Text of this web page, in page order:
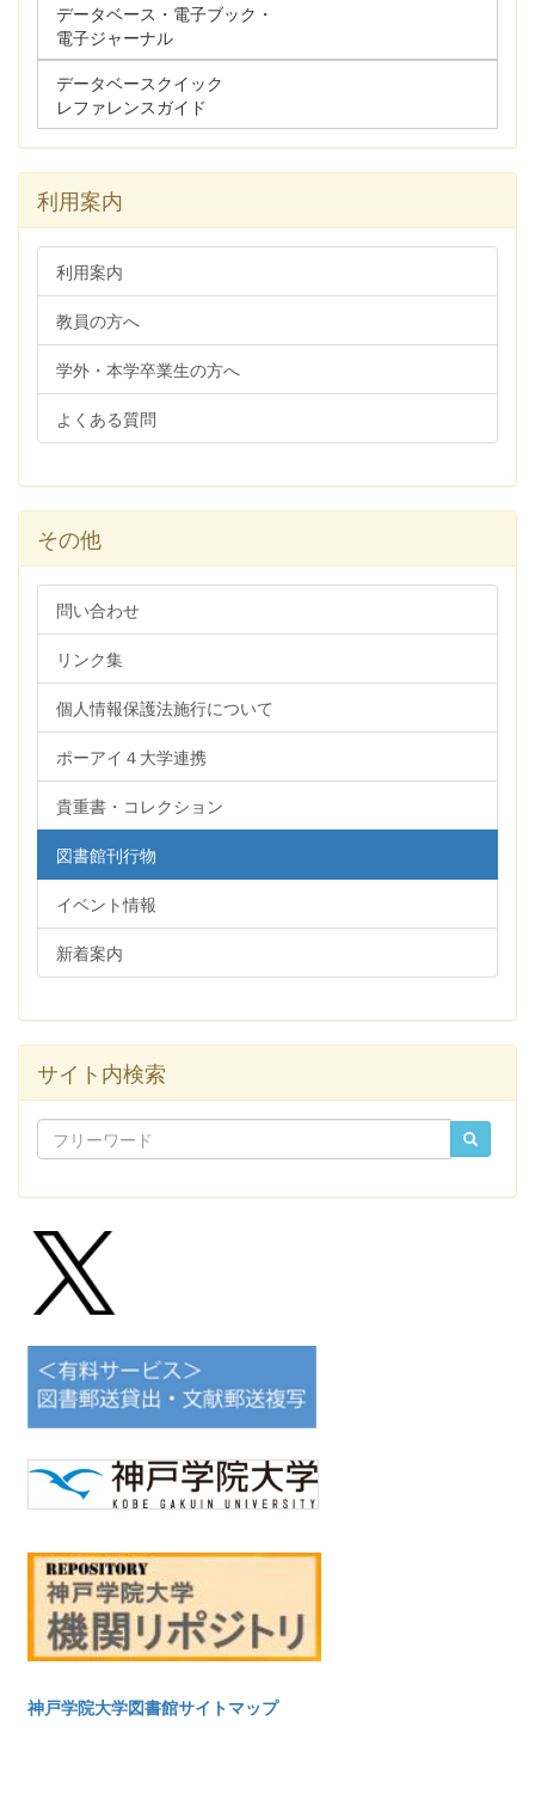
データベース・電子ブック・
電子ジャーナル
データベースクイック
レファレンスガイド
利用案内
利用案内
教員の方へ
学外・本学卒業生の方へ
よくある質問
その他
問い合わせ
リンク集
個人情報保護法施行について
ポーアイ４大学連携
貴重書・コレクション
図書館刊行物
イベント情報
新着案内
サイト内検索
神戸学院大学図書館サイトマップ